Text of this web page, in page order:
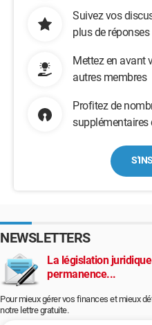
Suivez vos
plus de réponses
Mettez en avant
autres membres
Profitez de
supplémentaires
NEWSLETTERS
La législation
permanence...
Pour mieux gérer vos finances et mieux
notre lettre gratuite.